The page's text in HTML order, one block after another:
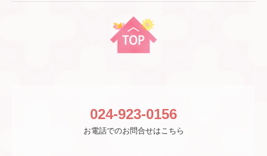
024-923-0156
お電話でのお問合せはこちら